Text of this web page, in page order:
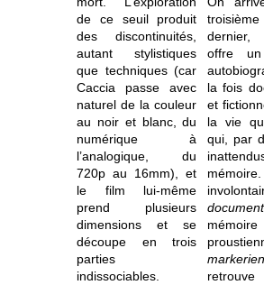
de ce seuil produit
des discontinuités,
autant stylistiques
que techniques (car
Caccia passe avec
naturel de la couleur
au noir et blanc, du
numérique à
l’analogique, du
720p au 16mm), et
le film lui-même
prend plusieurs
dimensions et se
découpe en trois
parties
indissociables.
offre un
la fois
et
la vie
qui, par
mémoire